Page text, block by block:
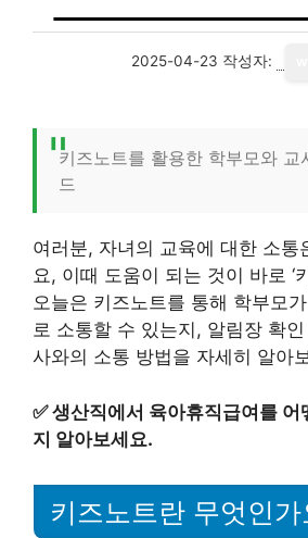
2025-04-23 작성자:
키즈노트를 활용한 학부모와 교
드
여러분, 자녀의 교육에 대한 소통
요, 이때 도움이 되는 것이 바로 ‘
오늘은 키즈노트를 통해 학부모
로 소통할 수 있는지, 알림장 확
사와의 소통 방법을 자세히 알아
✅생산직에서 육아휴직급여를 어
지 알아보세요.
키즈노트란 무엇인가